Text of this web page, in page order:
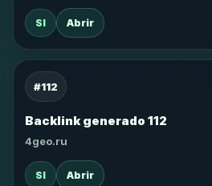
SI Abrir
#112
Backlink generado 112
4geo.ru
SI Abrir